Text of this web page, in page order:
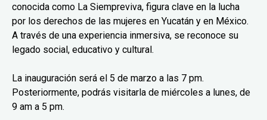
conocida como La Siempreviva, figura clave en la lucha
por los derechos de las mujeres en Yucatán y en México.
A través de una experiencia inmersiva, se reconoce su
legado social, educativo y cultural.
La inauguración será el 5 de marzo a las 7 pm.
Posteriormente, podrás visitarla de miércoles a lunes, de
9 am a 5 pm.